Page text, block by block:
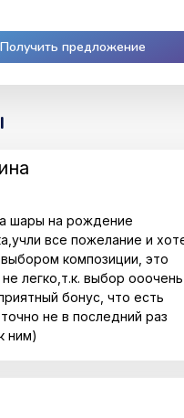
Получить предложение
шары на рождение
все пожелание и
композиции, это
не легко,т.к. выбор ооочень
бонус, что есть
не в последний раз
ним)